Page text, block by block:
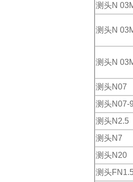
测头N
测头N
测头N
测头N07
测头N07-
测头N2.5
测头N7
测头N20
测头